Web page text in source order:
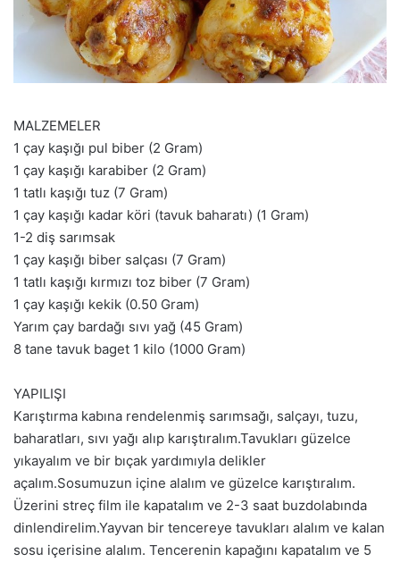
MALZEMELER
1 çay kaşığı pul biber (2 Gram)
1 çay kaşığı karabiber (2 Gram)
1 tatlı kaşığı tuz (7 Gram)
1 çay kaşığı kadar köri (tavuk baharatı) (1 Gram)
1-2 diş sarımsak
1 çay kaşığı biber salçası (7 Gram)
1 tatlı kaşığı kırmızı toz biber (7 Gram)
1 çay kaşığı kekik (0.50 Gram)
Yarım çay bardağı sıvı yağ (45 Gram)
8 tane tavuk baget 1 kilo (1000 Gram)
YAPILIŞI
Karıştırma kabına rendelenmiş sarımsağı, salçayı, tuzu,
baharatları, sıvı yağı alıp karıştıralım.Tavukları güzelce
yıkayalım ve bir bıçak yardımıyla delikler
açalım.Sosumuzun içine alalım ve güzelce karıştıralım.
Üzerini streç film ile kapatalım ve 2-3 saat buzdolabında
dinlendirelim.Yayvan bir tencereye tavukları alalım ve kalan
sosu içerisine alalım. Tencerenin kapağını kapatalım ve 5